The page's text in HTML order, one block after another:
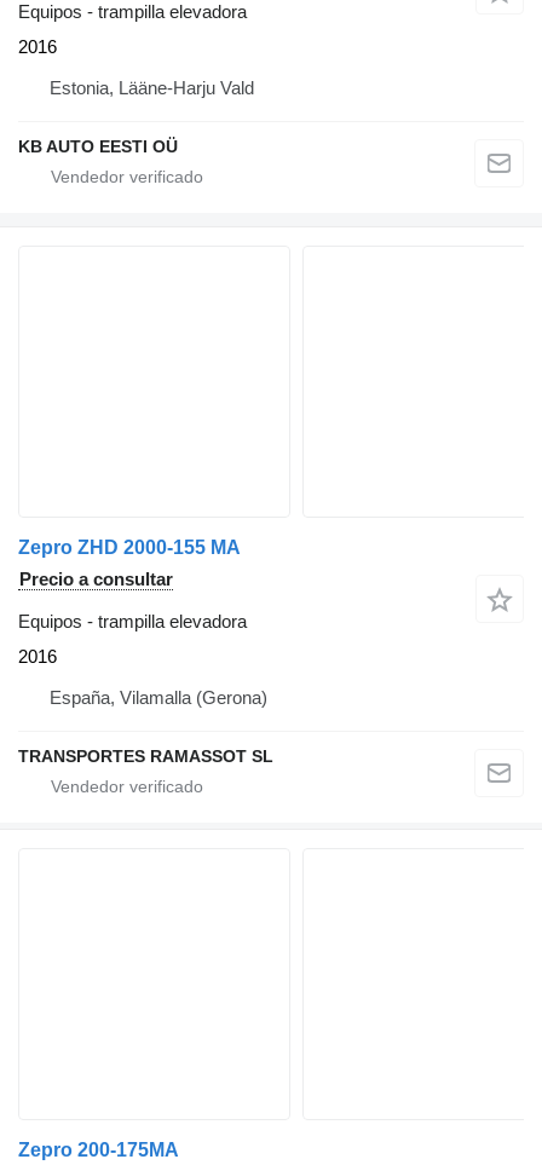
Equipos - trampilla elevadora
2016
Estonia, Lääne-Harju Vald
KB AUTO EESTI OÜ
Zepro ZHD 2000-155 MA
Precio a consultar
Equipos - trampilla elevadora
2016
España, Vilamalla (Gerona)
TRANSPORTES RAMASSOT SL
Zepro 200-175MA